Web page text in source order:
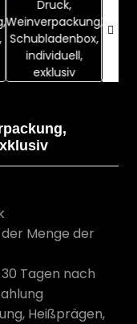
Menge der
Tagen nach
Heißprägen,